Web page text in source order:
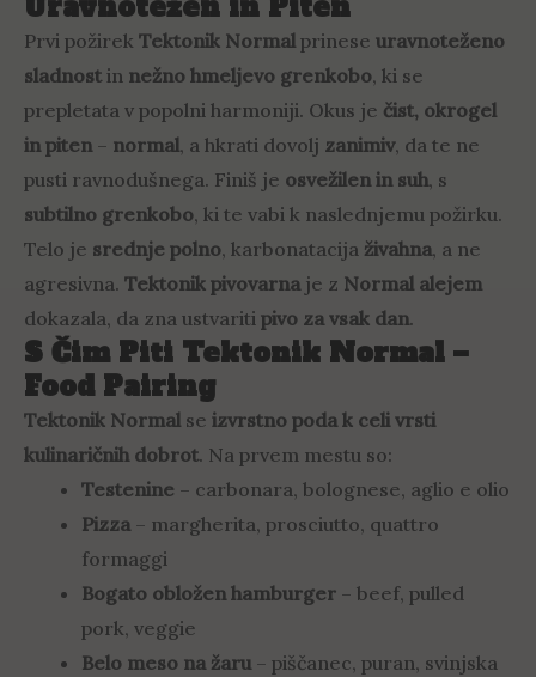
Uravnotežen in Piten
Prvi požirek Tektonik Normal prinese uravnoteženo
sladnostin nežno hmeljevo grenkobo, ki se
prepletata v popolni harmoniji. Okus je čist, okrogel
in piten– normal, a hkrati dovolj zanimiv, da te ne
pusti ravnodušnega. Finiš je osvežilen in suh, s
subtilno grenkobo, ki te vabi k naslednjemu požirku.
Telo je srednje polno, karbonatacija živahna, a ne
agresivna. Tektonik pivovarnaje z Normal alejem
dokazala, da zna ustvariti pivo za vsak dan.
S Čim Piti Tektonik Normal –
Food Pairing
Tektonik Normal se izvrstno poda k celi vrsti
kulinaričnih dobrot. Na prvem mestu so:
Testenine – carbonara, bolognese, aglio e olio
Pizza– margherita, prosciutto, quattro
formaggi
Bogato obložen hamburger – beef, pulled
pork, veggie
Belo meso na žaru– piščanec, puran, svinjska